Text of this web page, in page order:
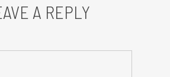
A REPLY